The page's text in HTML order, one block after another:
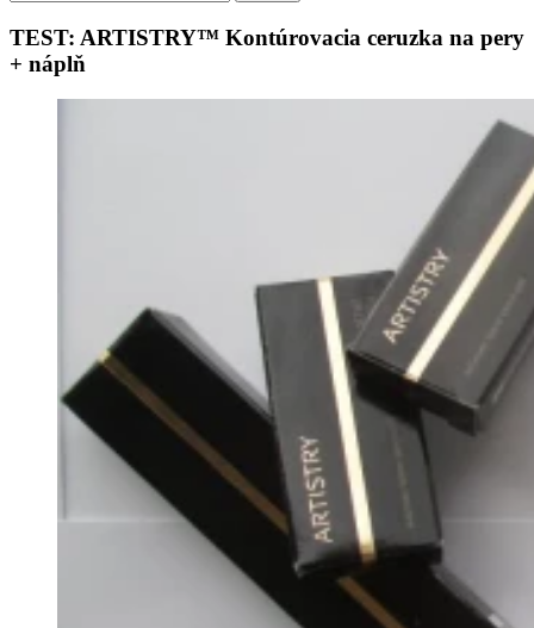
TEST: ARTISTRY™ Kontúrovacia ceruzka na pery
+ náplň